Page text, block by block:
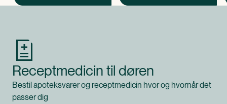
Receptmedicin til døren
Bestil apoteksvarer og receptmedicin hvor og hvornår det
passer dig